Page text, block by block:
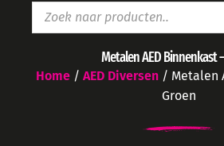
Metalen AED Binnenkast
Home / AED Diversen / Metalen
Groen